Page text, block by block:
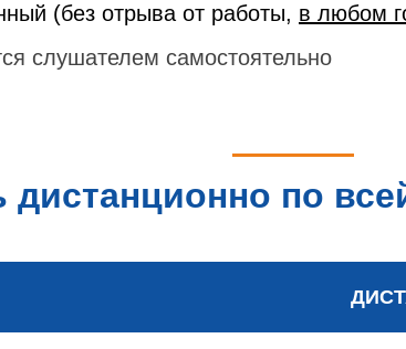
(без отрыва от работы, в любом
слушателем самостоятельно
дистанционно по